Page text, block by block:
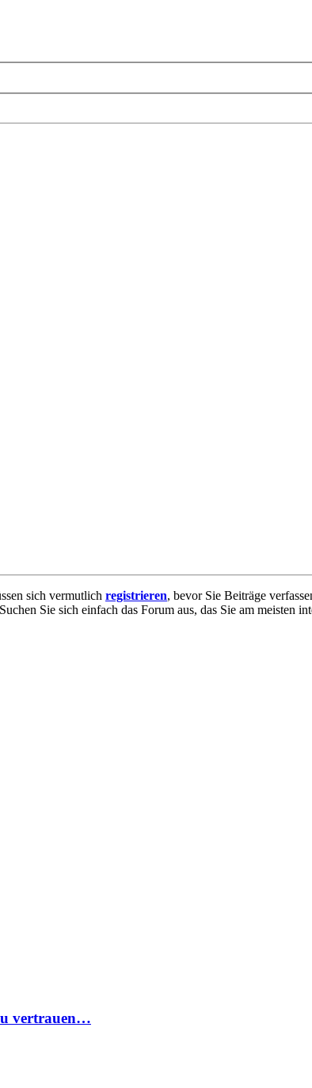
sich vermutlich registrieren, bevor Sie Beiträge
Sie sich einfach das Forum aus, das Sie am meisten
vertrauen…